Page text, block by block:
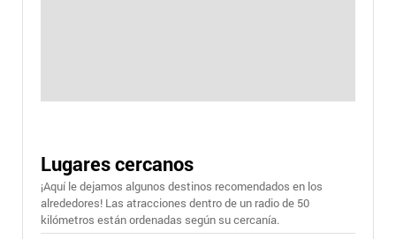
Lugares cercanos
¡Aquí le dejamos algunos destinos recomendados en los
alrededores! Las atracciones dentro de un radio de 50
kilómetros están ordenadas según su cercanía.